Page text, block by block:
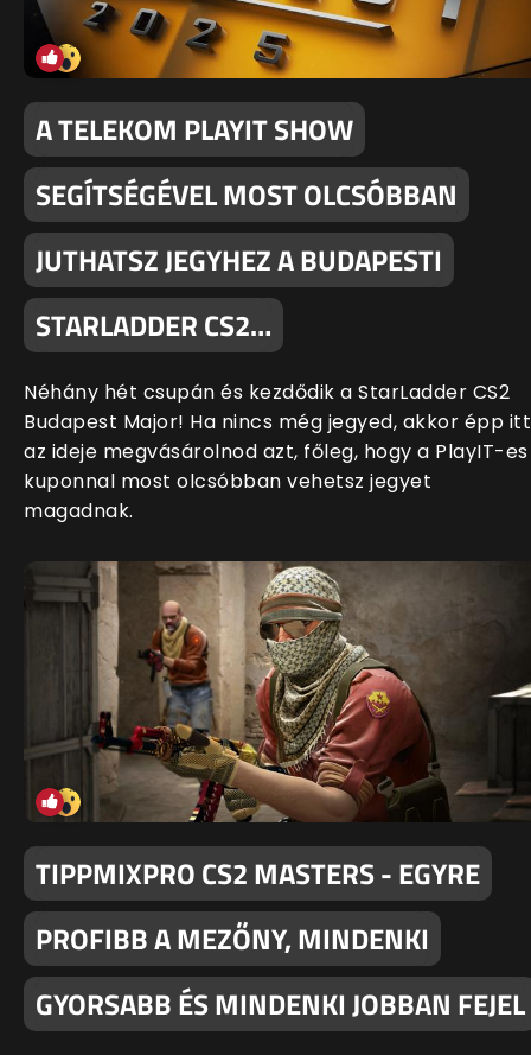
A TELEKOM PLAYIT SHOW
SEGÍTSÉGÉVEL MOST OLCSÓBBAN
JUTHATSZ JEGYHEZ A BUDAPESTI
STARLADDER CS2…
Néhány hét csupán és kezdődik a StarLadder CS2
Budapest Major! Ha nincs még jegyed, akkor épp itt
az ideje megvásárolnod azt, főleg, hogy a PlayIT-es
kuponnal most olcsóbban vehetsz jegyet
magadnak.
TIPPMIXPRO CS2 MASTERS - EGYRE
PROFIBB A MEZŐNY, MINDENKI
GYORSABB ÉS MINDENKI JOBBAN FEJEL